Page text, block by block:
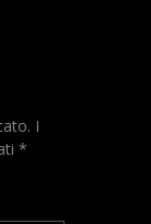
I
*